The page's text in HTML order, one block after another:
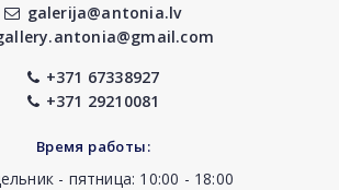
galerija@antonia.lv
+371 67338927
+371 29210081
Время работы:
- пятница: 10:00 - 18:00